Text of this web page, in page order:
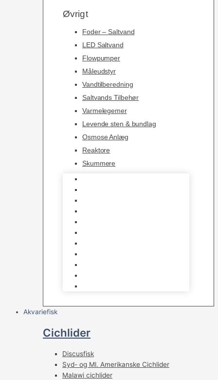
Øvrigt
Foder – Saltvand
LED Saltvand
Flowpumper
Måleudstyr
Vandtilberedning
Saltvands Tilbehør
Varmelegemer
Levende sten & bundlag
Osmose Anlæg
Reaktore
Skummere
Akvariefisk
Cichlider
Discusfisk
Syd- og Ml. Amerikanske Cichlider
Malawi cichlider